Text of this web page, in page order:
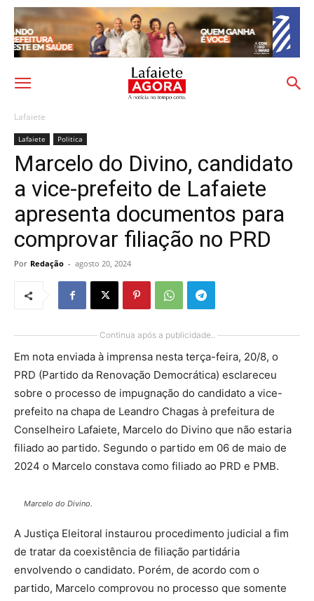
Lafaiete
Lafaiete Politica
Marcelo do Divino, candidato
a vice-prefeito de Lafaiete
apresenta documentos para
comprovar filiação no PRD
Por Redação - agosto 20, 2024
Continua após a publicidade..
Em nota enviada à imprensa nesta terça-feira, 20/8, o
PRD (Partido da Renovação Democrática) esclareceu
sobre o processo de impugnação do candidato a vice-
prefeito na chapa de Leandro Chagas à prefeitura de
Conselheiro Lafaiete, Marcelo do Divino que não estaria
filiado ao partido. Segundo o partido em 06 de maio de
2024 o Marcelo constava como filiado ao PRD e PMB.
Marcelo do Divino.
A Justiça Eleitoral instaurou procedimento judicial a fim
de tratar da coexistência de filiação partidária
envolvendo o candidato. Porém, de acordo com o
partido, Marcelo comprovou no processo que somente